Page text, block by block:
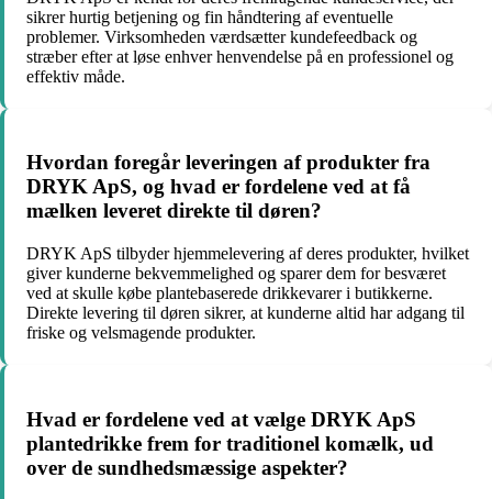
sikrer hurtig betjening og fin håndtering af eventuelle
problemer. Virksomheden værdsætter kundefeedback og
stræber efter at løse enhver henvendelse på en professionel og
effektiv måde.
Hvordan foregår leveringen af produkter fra
DRYK ApS, og hvad er fordelene ved at få
mælken leveret direkte til døren?
DRYK ApS tilbyder hjemmelevering af deres produkter, hvilket
giver kunderne bekvemmelighed og sparer dem for besværet
ved at skulle købe plantebaserede drikkevarer i butikkerne.
Direkte levering til døren sikrer, at kunderne altid har adgang til
friske og velsmagende produkter.
Hvad er fordelene ved at vælge DRYK ApS
plantedrikke frem for traditionel komælk, ud
over de sundhedsmæssige aspekter?